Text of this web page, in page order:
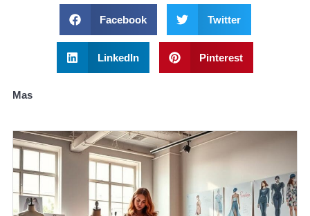
Facebook Twitter
LinkedIn Pinterest
Mas